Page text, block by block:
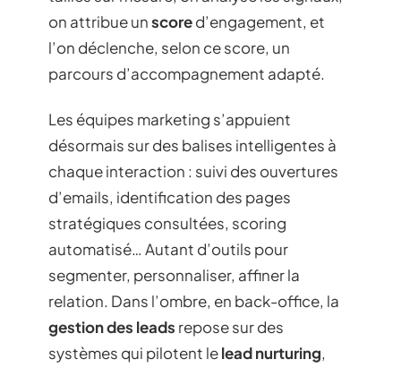
on attribue unscored’engagement, et
l’on déclenche, selon ce score, un
parcours d’accompagnement adapté.
Les équipes marketing s’appuient
désormais sur des balises intelligentes à
chaque interaction : suivi des ouvertures
d’emails, identification des pages
stratégiques consultées, scoring
automatisé… Autant d’outils pour
segmenter, personnaliser, affiner la
relation. Dans l’ombre, en back-office, la
gestion des leads repose sur des
systèmes qui pilotent lelead nurturing,